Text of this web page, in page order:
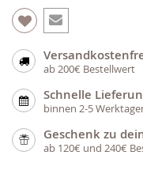
ab 200€ Bestellwert
Schnelle
binnen 2-5
Geschenk zu
ab 120€ und 240€